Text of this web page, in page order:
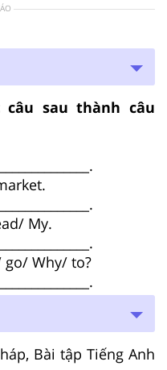
câu sau thành câu
My.
Why/ to?
Bài tập Tiếng Anh